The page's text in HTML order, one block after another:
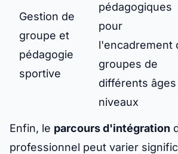
Gestion de
groupe et
pédagogie
sportive
pédagogiques
pour
l'encadrement
groupes de
différents
niveaux
Enfin, le parcours d'intégration
professionnel peut varier